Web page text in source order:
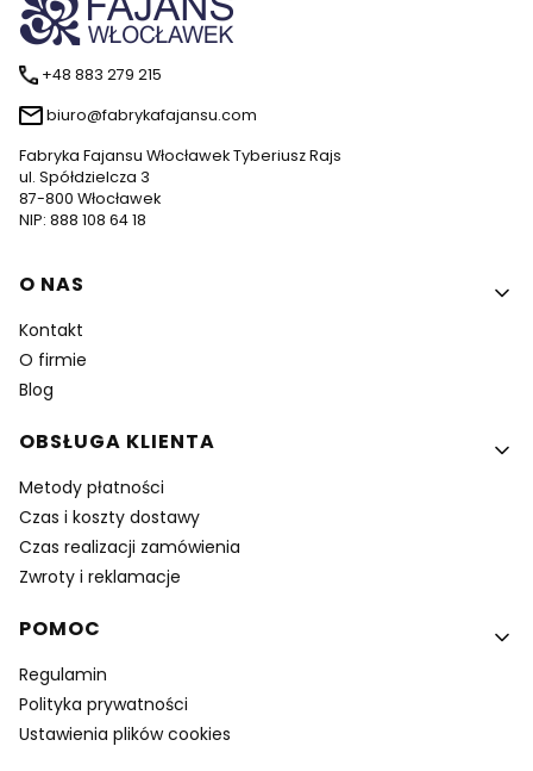
+48 883 279 215
biuro@fabrykafajansu.com
Fabryka Fajansu Włocławek Tyberiusz Rajs
ul. Spółdzielcza 3
87-800 Włocławek
NIP: 888 108 64 18
Linki w stopce
O NAS
Kontakt
O firmie
Blog
OBSŁUGA KLIENTA
Metody płatności
Czas i koszty dostawy
Czas realizacji zamówienia
Zwroty i reklamacje
POMOC
Regulamin
Polityka prywatności
Ustawienia plików cookies